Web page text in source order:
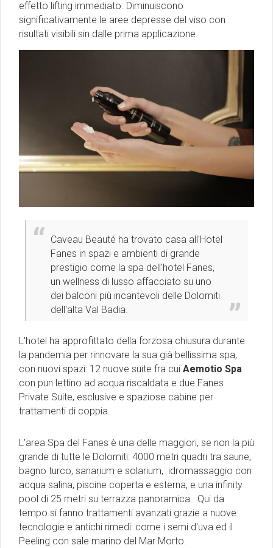
effetto lifting immediato. Diminuiscono
significativamente le aree depresse del viso con
risultati visibili sin dalle prima applicazione.
Caveau Beauté ha trovato casa all'Hotel
Fanes in spazi e ambienti di grande
prestigio come la spa dell'hotel Fanes,
un wellness di lusso affacciato su uno
dei balconi più incantevoli delle Dolomiti
dell'alta Val Badia.
L'hotel ha approfittato della forzosa chiusura durante
la pandemia per rinnovare la sua già bellissima spa,
con nuovi spazi: 12 nuove suite fra cui Aemotio Spa
con pun lettino ad acqua riscaldata e due Fanes
Private Suite, esclusive e spaziose cabine per
trattamenti di coppia.
L'area Spa del Fanes è una delle maggiori, se non la più
grande di tutte le Dolomiti: 4000 metri quadri tra saune,
bagno turco, sanarium e solarium, idromassaggio con
acqua salina, piscine coperta e esterna, e una infinity
pool di 25 metri su terrazza panoramica. Qui da
tempo si fanno trattamenti avanzati grazie a nuove
tecnologie e antichi rimedi: come i semi d'uva ed il
Peeling con sale marino del Mar Morto.